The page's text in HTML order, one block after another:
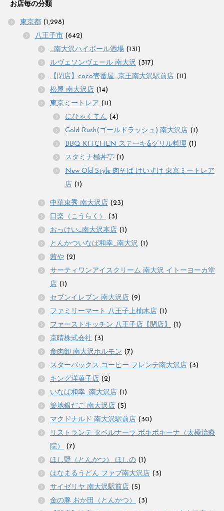
お店毎の分類
東京都 (1,298)
八王子市 (642)
_南大沢ハイボール酒場 (131)
ルヴェソンヴェール 南大沢 (317)
【閉店】coco壱番屋_京王南大沢駅前店 (11)
松屋 南大沢店 (14)
東京ミートレア (11)
にひゃくてん (4)
Gold Rush(ゴールドラッシュ) 南大沢店 (1)
BBQ KITCHEN ステーキ&グリル料理 (1)
スタミナ極丼亭 (1)
New Old Style 肉そば けいすけ 東京ミートレア
店 (1)
中華東秀 南大沢店 (23)
口楽（こうらく）
(3)
おっけい_南大沢本店 (1)
とんかついなば和幸_南大沢 (1)
茜や (2)
サーティワンアイスクリーム 南大沢 イトーヨーカ堂
店 (1)
セブンイレブン 南大沢店 (9)
ファミリーマート 八王子上柚木店 (1)
ファーストキッチン 八王子店【閉店】
(1)
京晴株式会社 (3)
食肉卸 南大沢ホルモン (7)
スターバックス コーヒー フレンテ南大沢店 (3)
キング洋菓子店 (2)
いなば和幸_南大沢店 (1)
築地銀だこ 南大沢店 (5)
マクドナルド 南大沢駅前店 (30)
リストランテ タベルナーラ ボキボキーナ（太極治療
院）
(7)
ほし野（とんかつ） ほしの (1)
はなまるうどん ファブ南大沢店 (3)
サイゼリヤ 南大沢駅前店 (5)
金の豚 おか田（とんかつ）
(3)